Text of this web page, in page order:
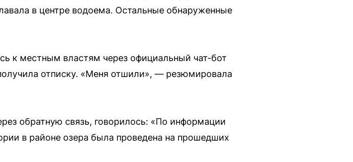
в центре водоема. Остальные обнаруженные
к местным властям через официальный чат-бот
отписку. «Меня отшили», — резюмировала
обратную связь, говорилось: «По информации
в районе озера была проведена на прошедших